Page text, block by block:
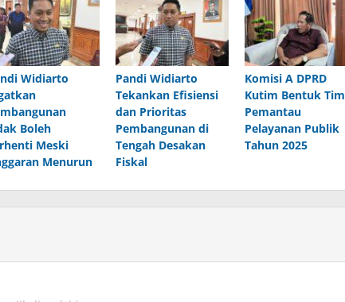
Widiarto
Boleh
Meski
Menurun
Pandi Widiarto
Tekankan Efisiensi
dan Prioritas
Pembangunan di
Tengah Desakan
Fiskal
Komisi A DPRD
Kutim Bentuk Tim
Pemantau
Pelayanan Publik
Tahun 2025